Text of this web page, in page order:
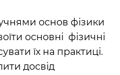
основ фізики
основні фізичні
їх на практиці.
досвід